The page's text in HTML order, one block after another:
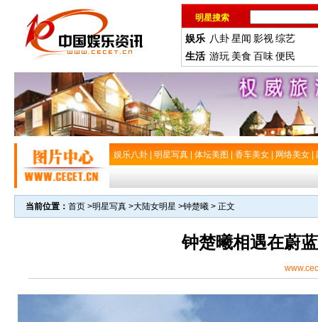
明星搜索
娱乐 八卦星闻 影视综艺
生活 游玩 美食 百味便民
娱乐八卦 明星写真 体坛美图 香车美女 网络美女
当前位置： 首页 >明星写真 >大陆女明星 >钟楚曦 > 正文
钟楚曦相遇在蔚